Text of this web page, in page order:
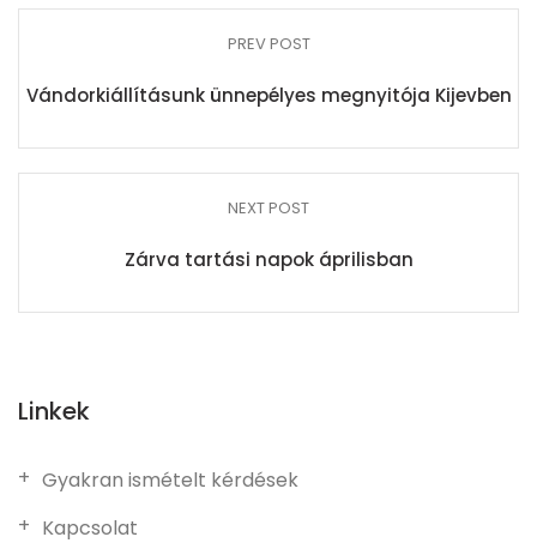
PREV POST
Vándorkiállításunk ünnepélyes megnyitója Kijevben
NEXT POST
Zárva tartási napok áprilisban
Linkek
Gyakran ismételt kérdések
Kapcsolat